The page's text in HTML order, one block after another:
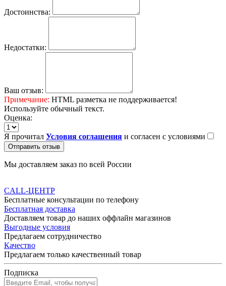
Достоинства:
Недостатки:
Ваш отзыв:
Примечание: HTML разметка не поддерживается!
Используйте обычный текст.
Оценка:
Я прочитал Условия соглашения и согласен с условиями
Отправить отзыв
Мы доставляем заказ по всей России
CALL-ЦЕНТР
Бесплатные консультации по телефону
Бесплатная доставка
Доставляем товар до наших оффлайн магазинов
Выгодные условия
Предлагаем сотрудничество
Качество
Предлагаем только качественный товар
Подписка